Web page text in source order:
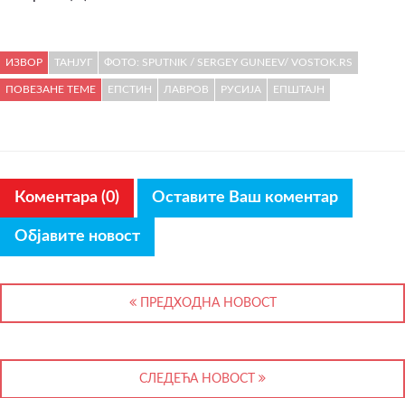
ИЗВОР ТАНЈУГ ФОТО: SPUTNIK / SERGEY GUNEEV/ VOSTOK.RS
ПОВЕЗАНЕ ТЕМЕ ЕПСТИН ЛАВРОВ РУСИЈА ЕПШТАЈН
Коментара (0) Оставите Ваш коментар
Објавите новост
ПРЕДХОДНА НОВОСТ
СЛЕДЕЋА НОВОСТ